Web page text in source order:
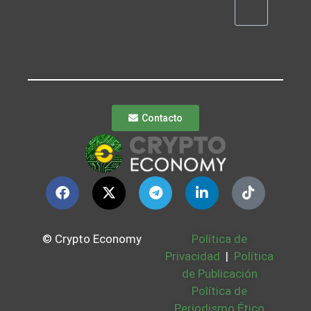
Contacto
© Crypto Economy
Política de
Privacidad | Política
de Publicación
Política de
Periodismo Ético